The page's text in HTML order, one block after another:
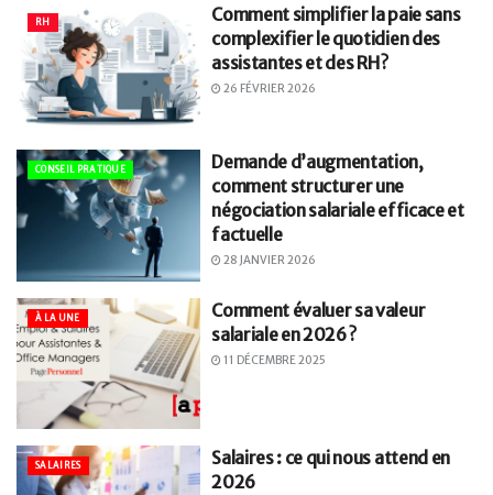
RH
Comment simplifier la paie sans
complexifier le quotidien des
assistantes et des RH ?
26 FÉVRIER 2026
CONSEIL PRATIQUE
Demande d’augmentation,
comment structurer une
négociation salariale efficace et
factuelle
28 JANVIER 2026
À LA UNE
Comment évaluer sa valeur
salariale en 2026 ?
11 DÉCEMBRE 2025
SALAIRES
Salaires : ce qui nous attend en
2026